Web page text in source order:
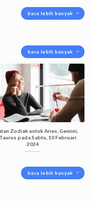
baca lebih banyak
baca lebih banyak
Zodiak untuk Aries, Gemini,
pada Sabtu, 10 Februari
2024
baca lebih banyak